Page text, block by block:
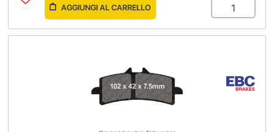
AGGIUNGI AL CARRELLO